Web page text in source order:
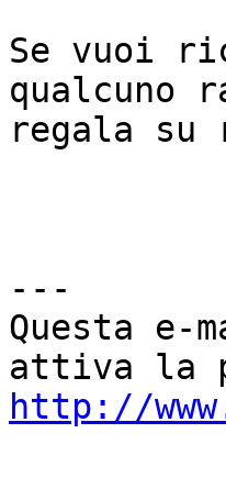
Se vuoi
qualcuno
regala su
---
Questa e-
http://